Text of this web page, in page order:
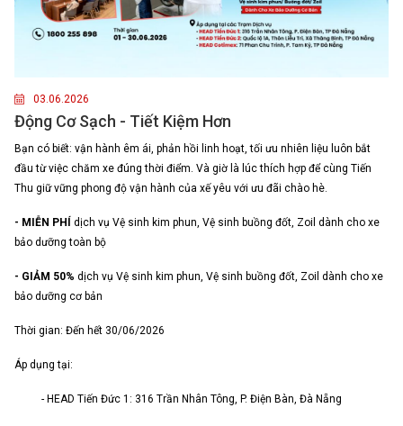
03.06.2026
Động Cơ Sạch - Tiết Kiệm Hơn
Bạn có biết: vận hành êm ái, phản hồi linh hoạt, tối ưu nhiên liệu luôn bắt
đầu từ việc chăm xe đúng thời điểm. Và giờ là lúc thích hợp để cùng Tiến
Thu giữ vững phong độ vận hành của xế yêu với ưu đãi chào hè.
- MIỄN PHÍ dịch vụ Vệ sinh kim phun, Vệ sinh buồng đốt, Zoil dành cho xe
bảo dưỡng toàn bộ
- GIẢM 50% dịch vụ Vệ sinh kim phun, Vệ sinh buồng đốt, Zoil dành cho xe
bảo dưỡng cơ bản
Thời gian: Đến hết 30/06/2026
Áp dụng tại:
- HEAD Tiến Đức 1: 316 Trần Nhân Tông, P. Điện Bàn, Đà Nẵng